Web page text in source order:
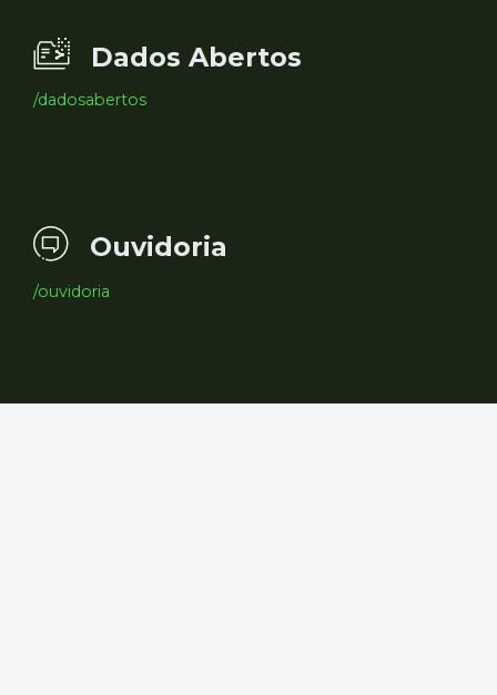
Dados Abertos
/dadosabertos
Ouvidoria
/ouvidoria